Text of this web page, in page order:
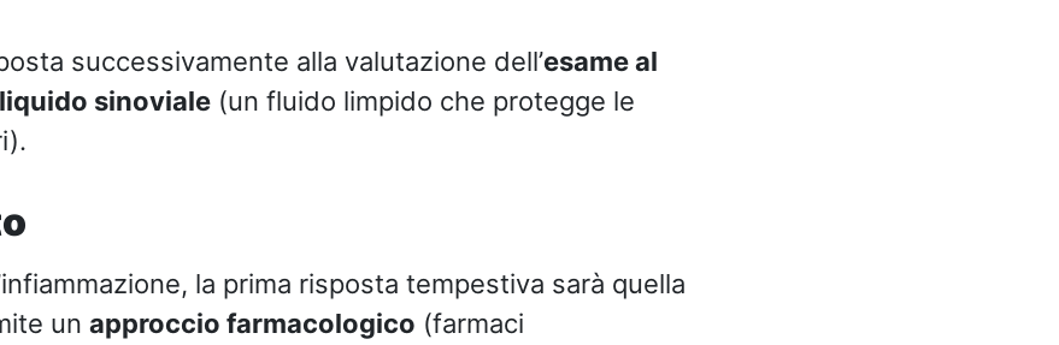
successivamente alla valutazione dell’esame al
sinoviale(un fluido limpido che protegge le
la prima risposta tempestiva sarà quella
un approccio farmacologico (farmaci